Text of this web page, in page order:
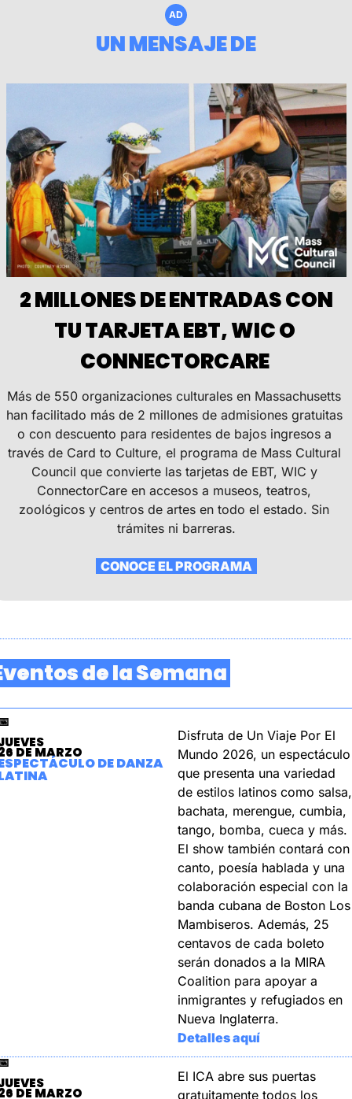
AD
UN MENSAJE DE
TU TARJETA EBT, WIC O
CONNECTORCARE
Más de 550 organizaciones culturales en Massachusetts
han facilitado más de 2 millones de admisiones gratuitas
o con descuento para residentes de bajos ingresos a
través de Card to Culture, el programa de Mass Cultural
Council que convierte las tarjetas de EBT, WIC y
ConnectorCare en accesos a museos, teatros,
zoológicos y centros de artes en todo el estado. Sin
trámites ni barreras.
  CONOCE EL PROGRAMA
de la Semana
DE MARZO
DE DANZA
Disfruta de Un Viaje Por El
Mundo 2026, un espectáculo
que presenta una variedad
de estilos latinos como salsa,
bachata, merengue, cumbia,
tango, bomba, cueca y más.
El show también contará con
canto, poesía hablada y una
colaboración especial con la
banda cubana de Boston Los
Mambiseros. Además, 25
centavos de cada boleto
serán donados a la MIRA
Coalition para apoyar a
inmigrantes y refugiados en
Nueva Inglaterra.
Detalles aquí
DE MARZO
El ICA abre sus puertas
gratuitamente todos los